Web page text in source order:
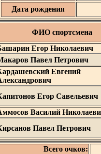
Дата рождения
ФИО спортсмена
Егор Николаевич
Павел Петрович
Евгений
Егор Савельевич
Василий
Павел Петрович
Всего очков: